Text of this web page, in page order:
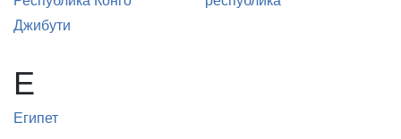
Джибути
Е
Египет